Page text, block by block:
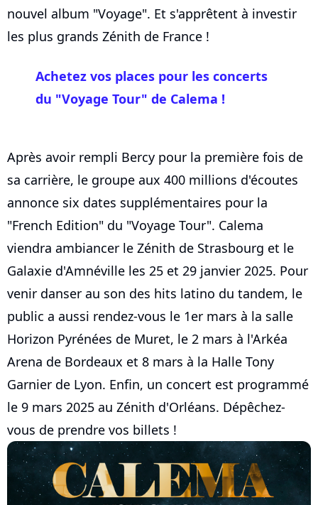
nouvel album "Voyage". Et s'apprêtent à investir
les plus grands Zénith de France !
Achetez vos places pour les concerts
du "Voyage Tour" de Calema !
Après avoir rempli Bercy pour la première fois de
sa carrière, le groupe aux 400 millions d'écoutes
annonce six dates supplémentaires pour la
"French Edition" du "Voyage Tour". Calema
viendra ambiancer le Zénith de Strasbourg et le
Galaxie d'Amnéville les 25 et 29 janvier 2025. Pour
venir danser au son des hits latino du tandem, le
public a aussi rendez-vous le 1er mars à la salle
Horizon Pyrénées de Muret, le 2 mars à l'Arkéa
Arena de Bordeaux et 8 mars à la Halle Tony
Garnier de Lyon. Enfin, un concert est programmé
le 9 mars 2025 au Zénith d'Orléans. Dépêchez-
vous de prendre vos billets !